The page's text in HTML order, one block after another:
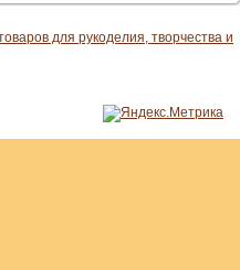
для рукоделия, творчества и